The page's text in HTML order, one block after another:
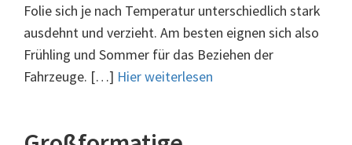
Folie sich je nach Temperatur unterschiedlich stark
ausdehnt und verzieht. Am besten eignen sich also
Frühling und Sommer für das Beziehen der
Fahrzeuge. […] Hier weiterlesen